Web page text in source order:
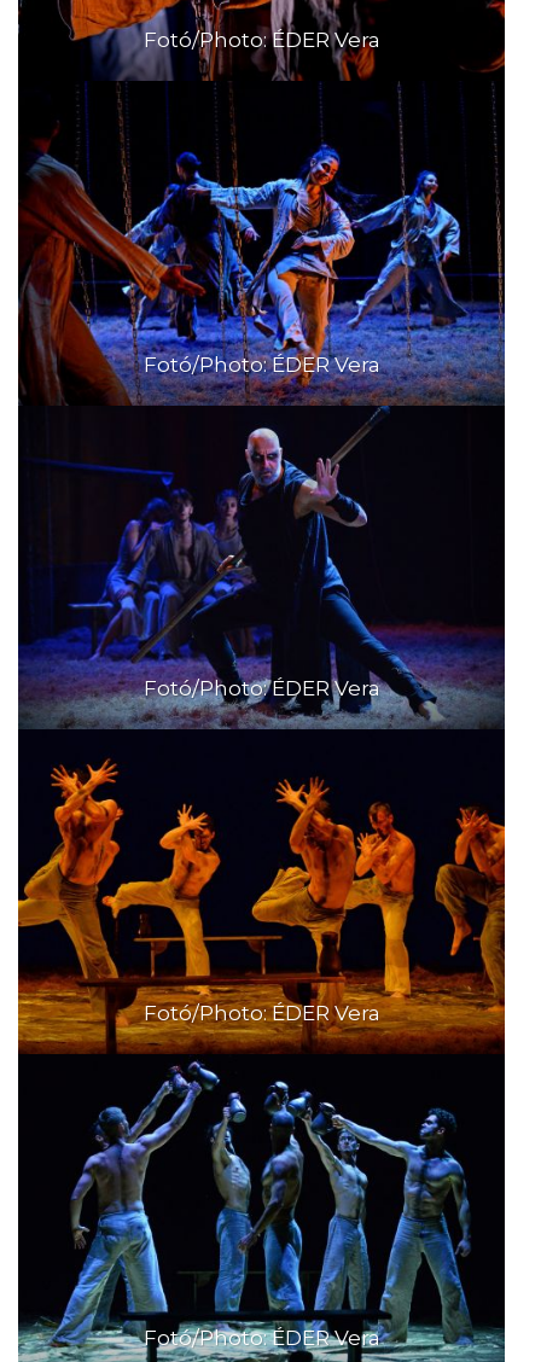
Fotó/Photo: ÉDER Vera
Fotó/Photo: ÉDER Vera
Fotó/Photo: ÉDER Vera
Fotó/Photo: ÉDER Vera
Fotó/Photo: ÉDER Vera